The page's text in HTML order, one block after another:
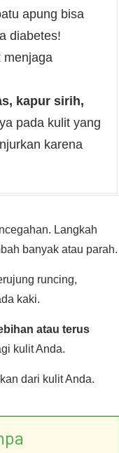
apung bisa
diabetes!
menjaga
kapur sirih,
pada kulit yang
karena
Langkah
banyak atau parah.
runcing,
kaki.
atau terus
kulit Anda.
dari kulit Anda.